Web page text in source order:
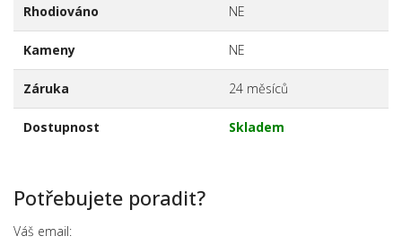
Rhodiováno NE
Kameny NE
Záruka 24 měsíců
Dostupnost Skladem
Potřebujete poradit?
Váš email: